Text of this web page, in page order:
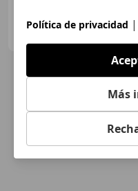
AUTOMOVILES ANDRES
ES-50197 ZARAGOZA
Política de privacidad |
Más